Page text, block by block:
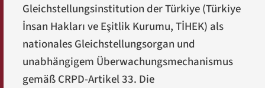
Gleichstellungsinstitution der Türkiye (Türkiye
İnsan Hakları ve Eşitlik Kurumu, TİHEK) als
nationales Gleichstellungsorgan und
unabhängigem Überwachungsmechanismus
gemäß CRPD-Artikel 33. Die